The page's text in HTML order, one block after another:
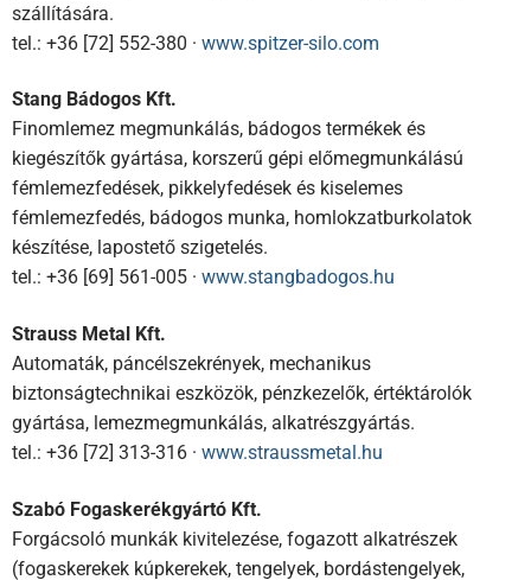
szállítására.
tel.: +36 [72] 552-380 · www.spitzer-silo.com
Stang Bádogos Kft.
Finomlemez megmunkálás, bádogos termékek és
kiegészítők gyártása, korszerű gépi előmegmunkálású
fémlemezfedések, pikkelyfedések és kiselemes
fémlemezfedés, bádogos munka, homlokzatburkolatok
készítése, lapostető szigetelés.
tel.: +36 [69] 561-005 · www.stangbadogos.hu
Strauss Metal Kft.
Automaták, páncélszekrények, mechanikus
biztonságtechnikai eszközök, pénzkezelők, értéktárolók
gyártása, lemezmegmunkálás, alkatrészgyártás.
tel.: +36 [72] 313-316 · www.straussmetal.hu
Szabó Fogaskerékgyártó Kft.
Forgácsoló munkák kivitelezése, fogazott alkatrészek
(fogaskerekek kúpkerekek, tengelyek, bordástengelyek,